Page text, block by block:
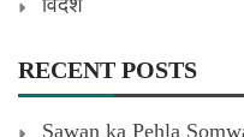
विदेश
RECENT POSTS
Sawan ka Pehla